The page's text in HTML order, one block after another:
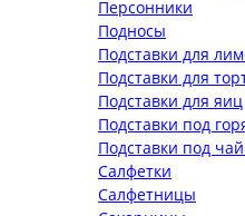
Персонники
Подносы
Подставки для
Подставки для
Подставки для яиц
Подставки под
Подставки под
Салфетки
Салфетницы